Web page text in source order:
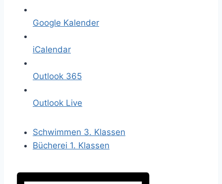
Google Kalender
iCalendar
Outlook 365
Outlook Live
Schwimmen 3. Klassen
Bücherei 1. Klassen